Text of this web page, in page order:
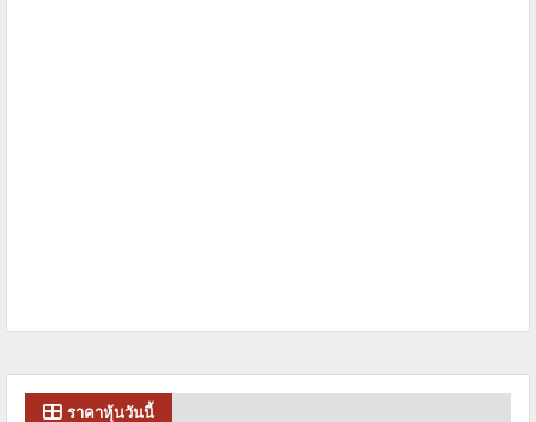
ราคาหุ้นวันนี้